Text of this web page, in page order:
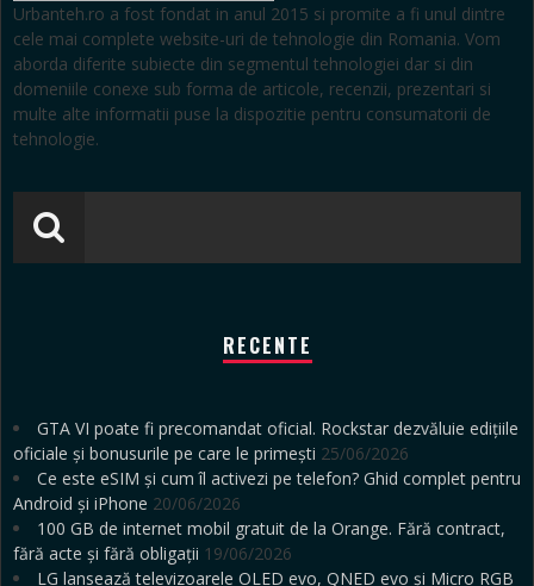
Urbanteh.ro a fost fondat in anul 2015 si promite a fi unul dintre
cele mai complete website-uri de tehnologie din Romania. Vom
aborda diferite subiecte din segmentul tehnologiei dar si din
domeniile conexe sub forma de articole, recenzii, prezentari si
multe alte informatii puse la dispozitie pentru consumatorii de
tehnologie.
RECENTE
GTA VI poate fi precomandat oficial. Rockstar dezvăluie edițiile
oficiale și bonusurile pe care le primești 25/06/2026
Ce este eSIM și cum îl activezi pe telefon? Ghid complet pentru
Android și iPhone 20/06/2026
100 GB de internet mobil gratuit de la Orange. Fără contract,
fără acte și fără obligații 19/06/2026
LG lansează televizoarele OLED evo, QNED evo și Micro RGB